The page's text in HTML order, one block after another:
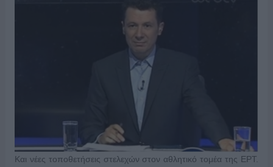
Και νέες τοποθετήσεις στελεχών στον αθλητικό τομέα της ΕΡΤ.